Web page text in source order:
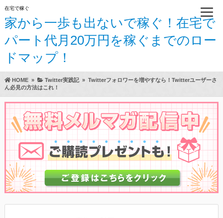
在宅で稼ぐ
家から一歩も出ないで稼ぐ！在宅で
パート代月20万円を稼ぐまでのロー
ドマップ！
HOME» Twitter実践記» Twitterフォロワーを増やすなら！Twitterユーザーさ
ん必見の方法はこれ！